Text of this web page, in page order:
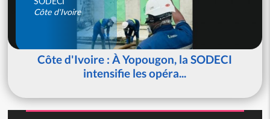
Côte d'Ivoire
Côte d'Ivoire : À Yopougon, la SODECI
intensifie les opéra...